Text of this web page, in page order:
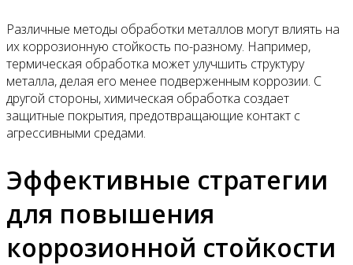
Различные методы обработки металлов могут влиять на
их коррозионную стойкость по-разному. Например,
термическая обработка может улучшить структуру
металла, делая его менее подверженным коррозии. С
другой стороны, химическая обработка создает
защитные покрытия, предотвращающие контакт с
агрессивными средами.
Эффективные стратегии
для повышения
коррозионной стойкости